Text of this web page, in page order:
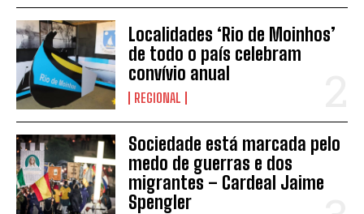
INSCREVER
Localidades ‘Rio de Moinhos’
de todo o país celebram
convívio anual
REGIONAL
Sociedade está marcada pelo
medo de guerras e dos
migrantes – Cardeal Jaime
Spengler